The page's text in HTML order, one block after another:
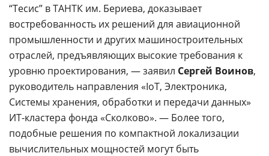
“Тесис” в ТАНТК им. Бериева, доказывает
востребованность их решений для авиационной
промышленности и других машиностроительных
отраслей, предъявляющих высокие требования к
уровню проектирования, — заявил Сергей Воинов,
руководитель направления «IoT, Электроника,
Системы хранения, обработки и передачи данных»
ИТ-кластера фонда «Сколково». — Более того,
подобные решения по компактной локализации
вычислительных мощностей могут быть